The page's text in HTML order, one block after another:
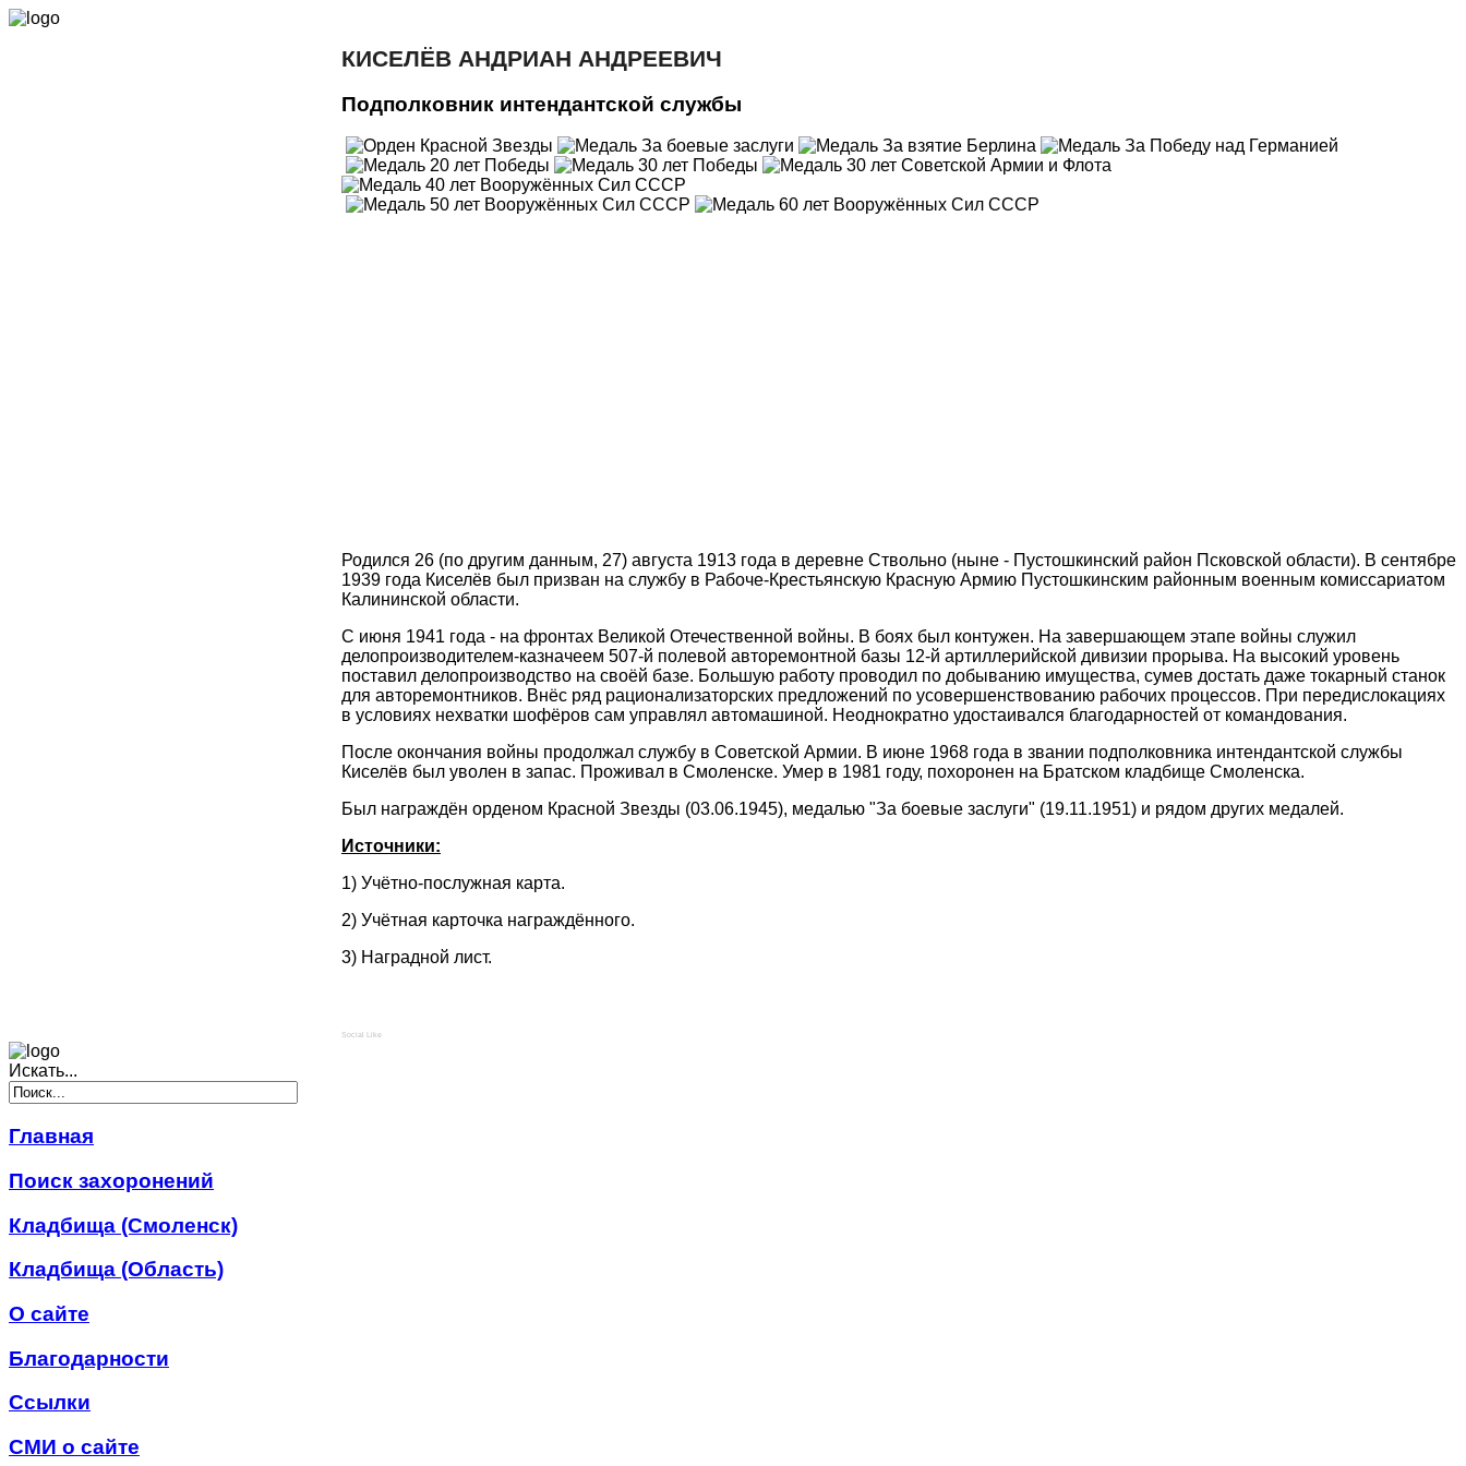
КИСЕЛЁВ АНДРИАН АНДРЕЕВИЧ
Подполковник интендантской службы
Родился 26 (по другим данным, 27) августа 1913 года в деревне Ствольно (ныне - Пустошкинский район Псковской области). В сентябре
1939 года Киселёв был призван на службу в Рабоче-Крестьянскую Красную Армию Пустошкинским районным военным комиссариатом
Калининской области.
С июня 1941 года - на фронтах Великой Отечественной войны. В боях был контужен. На завершающем этапе войны служил
делопроизводителем-казначеем 507-й полевой авторемонтной базы 12-й артиллерийской дивизии прорыва. На высокий уровень
поставил делопроизводство на своёй базе. Большую работу проводил по добыванию имущества, сумев достать даже токарный станок
для авторемонтников. Внёс ряд рационализаторских предложений по усовершенствованию рабочих процессов. При передислокациях
в условиях нехватки шофёров сам управлял автомашиной. Неоднократно удостаивался благодарностей от командования.
После окончания войны продолжал службу в Советской Армии. В июне 1968 года в звании подполковника интендантской службы
Киселёв был уволен в запас. Проживал в Смоленске. Умер в 1981 году, похоронен на Братском кладбище Смоленска.
Был награждён орденом Красной Звезды (03.06.1945), медалью "За боевые заслуги" (19.11.1951) и рядом других медалей.
Источники:
1) Учётно-послужная карта.
2) Учётная карточка награждённого.
3) Наградной лист.
Social Like
Искать...
Главная
Поиск захоронений
Кладбища (Смоленск)
Кладбища (Область)
О сайте
Благодарности
Ссылки
СМИ о сайте